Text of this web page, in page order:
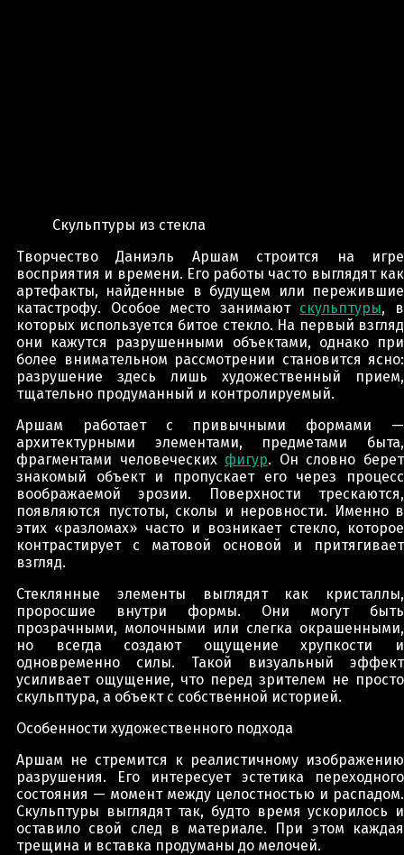
Скульптуры из стекла
Творчество Даниэль Аршам строится на игре
восприятия и времени. Его работы часто выглядят как
артефакты, найденные в будущем или пережившие
катастрофу. Особое место занимают скульптуры, в
которых используется битое стекло. На первый взгляд
они кажутся разрушенными объектами, однако при
более внимательном рассмотрении становится ясно:
разрушение здесь лишь художественный прием,
тщательно продуманный и контролируемый.
Аршам работает с привычными формами —
архитектурными элементами, предметами быта,
фрагментами человеческих фигур. Он словно берет
знакомый объект и пропускает его через процесс
воображаемой эрозии. Поверхности трескаются,
появляются пустоты, сколы и неровности. Именно в
этих «разломах» часто и возникает стекло, которое
контрастирует с матовой основой и притягивает
взгляд.
Стеклянные элементы выглядят как кристаллы,
проросшие внутри формы. Они могут быть
прозрачными, молочными или слегка окрашенными,
но всегда создают ощущение хрупкости и
одновременно силы. Такой визуальный эффект
усиливает ощущение, что перед зрителем не просто
скульптура, а объект с собственной историей.
Особенности художественного подхода
Аршам не стремится к реалистичному изображению
разрушения. Его интересует эстетика переходного
состояния — момент между целостностью и распадом.
Скульптуры выглядят так, будто время ускорилось и
оставило свой след в материале. При этом каждая
трещина и вставка продуманы до мелочей.